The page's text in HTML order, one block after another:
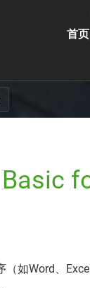
首页
如Word、